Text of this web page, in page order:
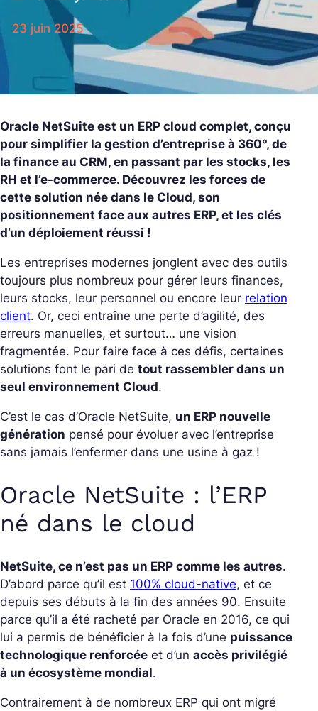
23 juin 2025
Oracle NetSuite est un ERP cloud complet, conçu
pour simplifier la gestion d’entreprise à 360°, de
la finance au CRM, en passant par les stocks, les
RH et l’e-commerce. Découvrez les forces de
cette solution née dans le Cloud, son
positionnement face aux autres ERP, et les clés
d’un déploiement réussi !
Les entreprises modernes jonglent avec des outils
toujours plus nombreux pour gérer leurs finances,
leurs stocks, leur personnel ou encore leur relation
client. Or, ceci entraîne une perte d’agilité, des
erreurs manuelles, et surtout… une vision
fragmentée. Pour faire face à ces défis, certaines
solutions font le pari de tout rassembler dans un
seul environnement Cloud.
C’est le cas d’Oracle NetSuite, un ERP nouvelle
génération pensé pour évoluer avec l’entreprise
sans jamais l’enfermer dans une usine à gaz !
Oracle NetSuite : l’ERP
né dans le cloud
NetSuite, ce n’est pas un ERP comme les autres.
D’abord parce qu’il est 100% cloud-native, et ce
depuis ses débuts à la fin des années 90. Ensuite
parce qu’il a été racheté par Oracle en 2016, ce qui
lui a permis de bénéficier à la fois d’une puissance
technologique renforcée et d’un accès privilégié
à un écosystème mondial.
Contrairement à de nombreux ERP qui ont migré